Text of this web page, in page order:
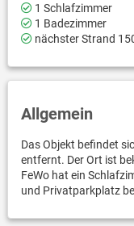
1 Schlafzimmer
1 Badezimmer
nächster Strand
Allgemein
Das Objekt befindet
entfernt. Der Ort ist
FeWo hat ein
und Privatparkplatz